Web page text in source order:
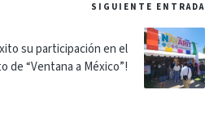
SIGUIENTE ENTRADA
su participación en el
de “Ventana a México”!